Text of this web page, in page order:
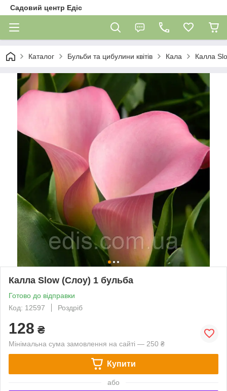
Садовий центр Едіс
Каталог Бульби та цибулини квітів Кала Калла
Калла Slow (Слоу) 1 бульба
Готово до відправки
Код: 12597
Роздріб
128 ₴
Мінімальна сума замовлення на сайті — 250 ₴
Купити
або